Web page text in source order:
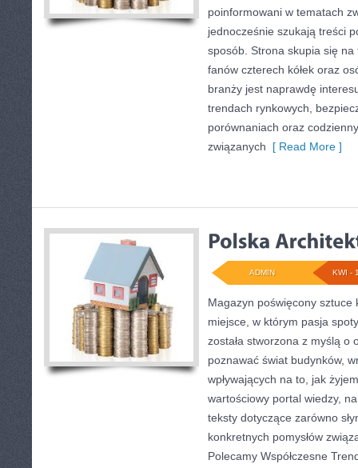
poinformowani w tematach
jednocześnie szukają treści
sposób. Strona skupia się
fanów czterech kółek oraz
branży jest naprawdę
trendach rynkowych,
porównaniach oraz
związanych [ Read More ]
KWI -
ADMIN
Magazyn poświęcony sztuce
miejsce, w którym pasja
została stworzona z myślą o
poznawać świat budynków,
wpływających na to, jak
wartościowy portal wiedzy,
teksty dotyczące zarówno
konkretnych pomysłów
Polecamy Współczesne